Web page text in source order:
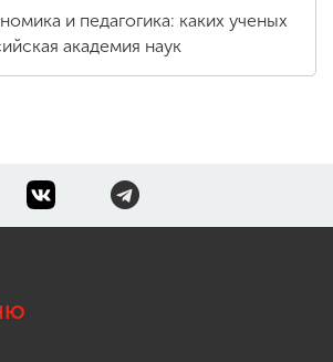
и педагогика: каких ученых
академия наук